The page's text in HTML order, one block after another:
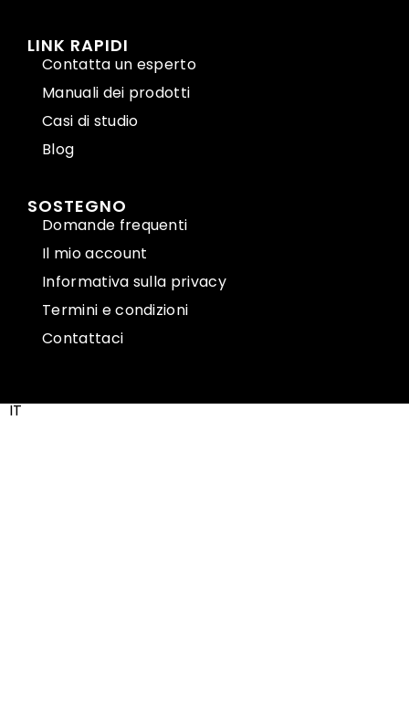
LINK RAPIDI
Contatta un esperto
Manuali dei prodotti
Casi di studio
Blog
SOSTEGNO
Domande frequenti
Il mio account
Informativa sulla privacy
Termini e condizioni
Contattaci
IT